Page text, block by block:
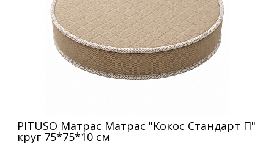
PITUSO Матрас Матрас "Кокос Стандарт П"
круг 75*75*10 см